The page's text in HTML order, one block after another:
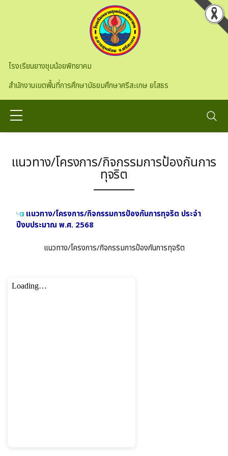
โรงเรียนยางชุมน้อยพิทยาคม
สำนักงานเขตพื้นที่การศึกษามัธยมศึกษาศรีสะเกษ ยโสธร
แนวทาง/โครงการ/กิจกรรมการป้องกันการ
ทุจริต
แนวทาง/โครงการ/กิจกรรมการป้องกันการทุจริต ประจำ
ปีงบประมาณ พ.ศ. 2568
แนวทาง/โครงการ/กิจกรรมการป้องกันการทุจริต